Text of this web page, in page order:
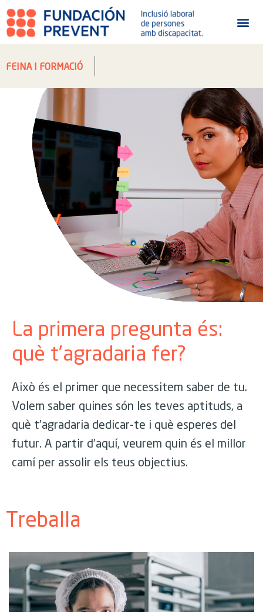
FEINA I FORMACIÓ
La primera pregunta és:
què t’agradaria fer?
Això és el primer que necessitem saber de tu.
Volem saber quines són les teves aptituds, a
què t’agradaria dedicar-te i què esperes del
futur. A partir d’aquí, veurem quin és el millor
camí per assolir els teus objectius.
Treballa